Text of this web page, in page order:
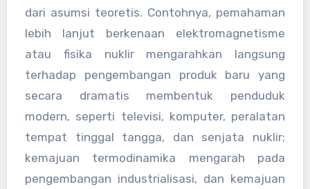
dari asumsi teoretis. Contohnya, pemahaman
lebih lanjut berkenaan elektromagnetisme
atau fisika nuklir mengarahkan langsung
terhadap pengembangan produk baru yang
secara dramatis membentuk penduduk
modern, seperti televisi, komputer, peralatan
tempat tinggal tangga, dan senjata nuklir;
kemajuan termodinamika mengarah pada
pengembangan industrialisasi, dan kemajuan